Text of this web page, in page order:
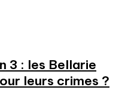
3 : les Bellarie
leurs crimes ?